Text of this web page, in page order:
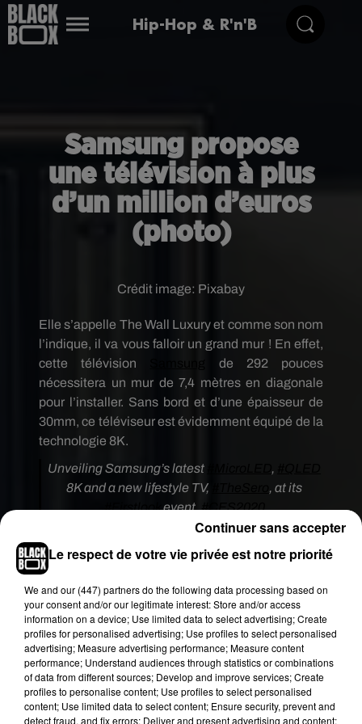
Hip-Hop & R'n'B
Samsung propose
une télévision à plus
d’un million d’euros
(photo)
Crédit image: Pixabay
Elle s’appelle The Wall Luxury et comme son nom
l’indique, il va vous falloir un grand mur ! En effet,
cette télévision
de 292 pouces
nécessitera un mur de 7,4 mètres en diagonale
pour l’installer. Sans bord et d’une épaisseur de
30mm, ce téléviseur est évidemment équipé de la
technologie 8K.
Unveiling Samsung’s latest
,
8K and a new lifestyle TV,
, at its
#Firstlookevent.#CES2020
#SamsungCES2020Find out more:
https://t.co/qYwwVP6ooq
(@SamsungNewsUS)6 janvier 2020
Sa durée de vie n’a rien à envier aux télévisions
traditionnelles, bien au contraire, puisqu’elle
correspond à 100.000 heures. C’est-à-dire que
vous pouvez laisser votre télé XXL allumée durant
11 ans non-stop. Bien sûr, tout ceci à un prix…Et il
va falloir beaucoup économiser pour se la payer
Le respect de votre vie privée est notre priorité
We and our (447) partnersdo the following data processing based on
your consent and/or our legitimate interest: Store and/or access
information on a device; Use limited data to select advertising; Create
profiles for personalised advertising; Use profiles to select personalised
advertising; Measure advertising performance; Measure content
performance; Understand audiences through statistics or combinations
of data from different sources; Develop and improve services; Create
profiles to personalise content; Use profiles to select personalised
content; Use limited data to select content; Ensure security, prevent and
detect fraud, and fix errors; Deliver and present advertising and content;
Continuer sans accepter